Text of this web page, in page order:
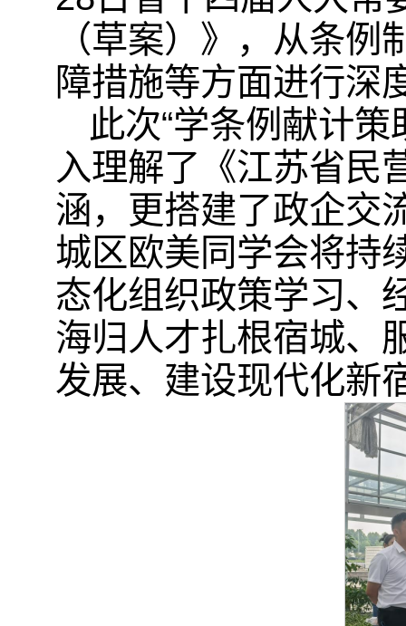
（草案）》，从条
障措施等方面进行深
此次“学条例献计
入理解了《江苏省民
涵，更搭建了政企交
城区欧美同学会将持
态化组织政策学习、
海归人才扎根宿城、
发展、建设现代化新